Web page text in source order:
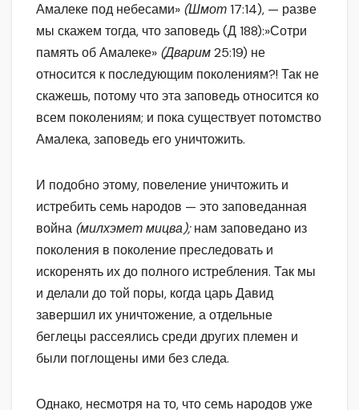
Амалеке под небесами» (Шмот17:14), — разве
мы скажем тогда, что заповедь (Д 188):»Сотри
память об Амалеке» (Дварим25:19) не
относится к последующим поколениям?! Так не
скажешь, потому что эта заповедь относится ко
всем поколениям; и пока существует потомство
Амалека, заповедь его уничтожить.
И подобно этому, повеление уничтожить и
истребить семь народов — это заповеданная
война (милхэмет мицва);нам заповедано из
поколения в поколение преследовать и
искоренять их до полного истребления. Так мы
и делали до той поры, когда царь Давид
завершил их уничтожение, а отдельные
беглецы рассеялись среди других племен и
были поглощены ими без следа.
Однако, несмотря на то, что семь народов уже